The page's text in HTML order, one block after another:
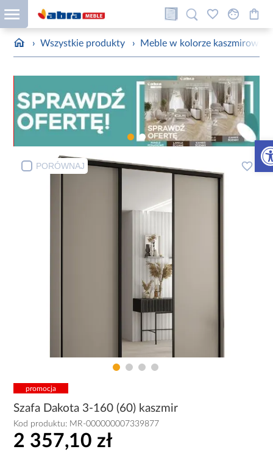
› Wszystkie produkty › Meble w kolorze kaszmirowym
PORÓWNAJ
promocja
Szafa Dakota 3-160 (60) kaszmir
Kod produktu: MR-000000007339877
2 357,10 zł